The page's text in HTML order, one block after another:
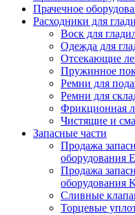
Прачечное
Расходники для
Воск для
Одежда для
Отсекающие
Пружинное
Ремни для
Ремни для
Фрикционная
Чистящие и
Запасные части
Продажа
оборудования
Продажа
оборудования
Сливные
Торцевые